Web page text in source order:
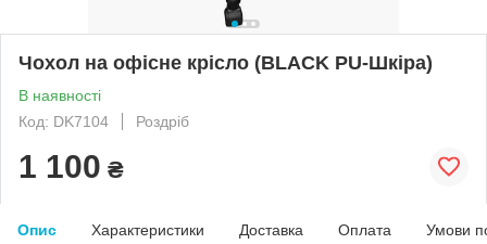
Чохол на офісне крісло (BLACK PU-Шкіра)
В наявності
Код: DK7104
Роздріб
1 100 ₴
Опис Характеристики Доставка Оплата Умови